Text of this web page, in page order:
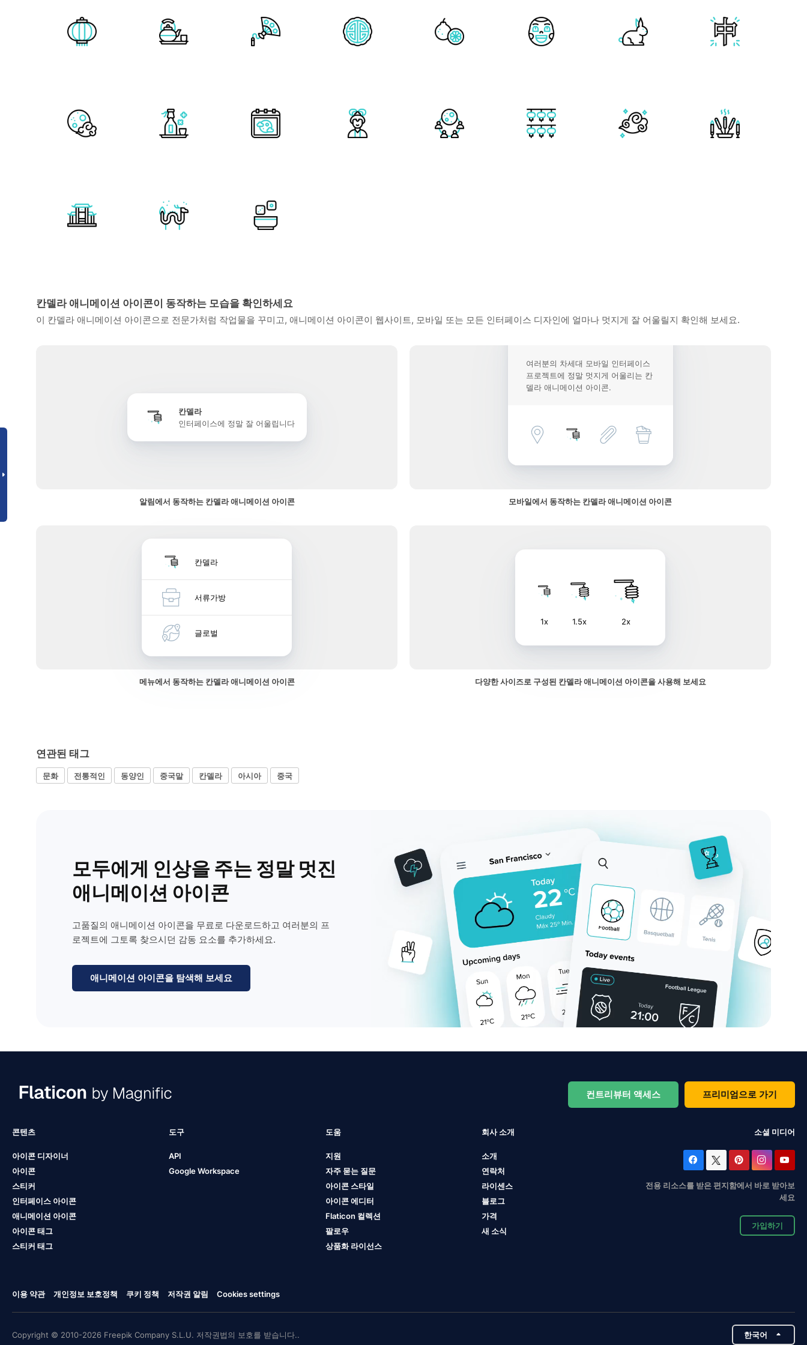
칸델라 애니메이션 아이콘이 동작하는 모습을 확인하세요
이 칸델라 애니메이션 아이콘으로 전문가처럼 작업물을 꾸미고, 애니메이션 아이콘이 웹사이트, 모바일 또는 모든 인터페이스 디자인에 얼마나 멋지게 잘 어울릴지 확인해 보세요.
칸델라
인터페이스에 정말 잘 어울립니다
알림에서 동작하는 칸델라 애니메이션 아이콘
여러분의 차세대 모바일 인터페이스
프로젝트에 정말 멋지게 어울리는 칸
델라 애니메이션 아이콘.
모바일에서 동작하는 칸델라 애니메이션 아이콘
칸델라
서류가방
글로벌
메뉴에서 동작하는 칸델라 애니메이션 아이콘
1x 1.5x 2x
다양한 사이즈로 구성된 칸델라 애니메이션 아이콘을 사용해 보세요
연관된 태그
문화 전통적인 동양인 중국말 칸델라 아시아 중국
모두에게 인상을 주는 정말 멋진
애니메이션 아이콘
고품질의 애니메이션 아이콘을 무료로 다운로드하고 여러분의 프
로젝트에 그토록 찾으시던 감동 요소를 추가하세요.
애니메이션 아이콘을 탐색해 보세요
컨트리뷰터 액세스 프리미엄으로 가기
콘텐츠
아이콘 디자이너
아이콘
스티커
인터페이스 아이콘
애니메이션 아이콘
아이콘 태그
스티커 태그
도구
API
Google Workspace
도움
지원
자주 묻는 질문
아이콘 스타일
아이콘 에디터
Flaticon 컬렉션
팔로우
상품화 라이선스
회사 소개
소개
연락처
라이센스
블로그
가격
새 소식
소셜 미디어
전용 리소스를 받은 편지함에서 바로 받아보
세요
가입하기
이용 약관 개인정보 보호정책 쿠키 정책 저작권 알림 Cookies settings
Copyright © 2010-2026 Freepik Company S.L.U. 저작권법의 보호를 받습니다.. 한국어